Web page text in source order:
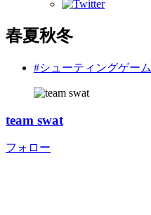
春夏秋冬
#シューティングゲーム
team swat
フォロー